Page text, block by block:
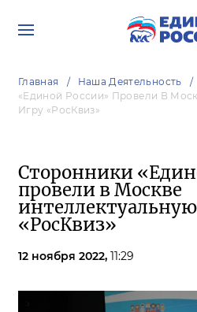
Главная Наша Деятельность
«Единой России» Провели В
Игру «РосКвиз»
Сторонники
провели в Москве
«РосКвиз»
12 ноября 2022, 11:29